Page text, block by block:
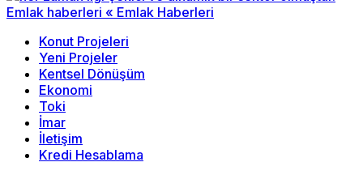
Konut Projeleri
Yeni Projeler
Kentsel Dönüşüm
Ekonomi
Toki
İmar
İletişim
Kredi Hesablama